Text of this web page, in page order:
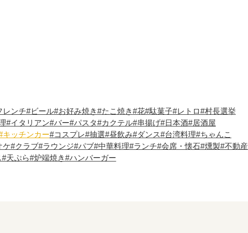
レンチ ビール お好み焼き たこ焼き 花 駄菓子 レトロ
村長選挙
イタリアン バー パスタ カクテル 串揚げ 日本酒 居酒屋
キッチンカー コスプレ 抽選 昼飲み ダンス 台湾料理 ちゃんこ
ケ クラブ ラウンジ パブ 中華料理 ランチ 会席・懐石 燻製 不動産
天ぷら 炉端焼き ハンバーガー